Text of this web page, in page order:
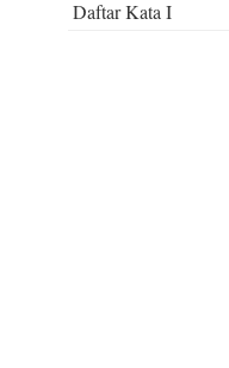
Daftar Kata I